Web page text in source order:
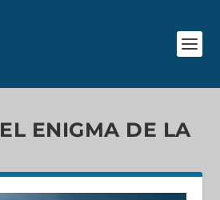
EL ENIGMA DE LA